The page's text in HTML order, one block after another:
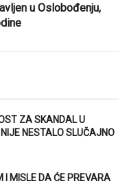
u Oslobođenju,
ZA SKANDAL U
NESTALO SLUČAJNO
I MISLE DA ĆE PREVARA